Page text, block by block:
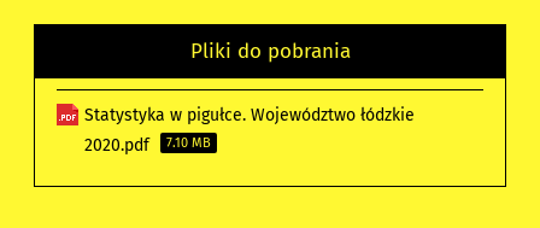
Pliki do pobrania
Statystyka w pigułce. Województwo łódzkie
2020.pdf
7.10 MB